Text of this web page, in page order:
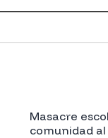
Masacre
comunidad